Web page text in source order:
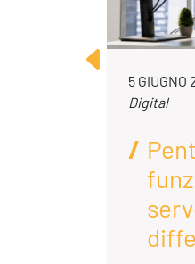
5 GIUGNO
Digital